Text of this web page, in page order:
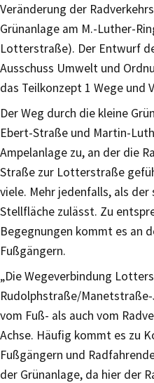
Veränderung der
Grünanlage am M.-Luther-
Lotterstraße). Der Entwurf
Ausschuss Umwelt und
das Teilkonzept 1 Wege und
Der Weg durch die kleine
Ebert-Straße und Martin-
Ampelanlage zu, an der die
Straße zur Lotterstraße
viele. Mehr jedenfalls, als
Stellfläche zulässt. Zu
Begegnungen kommt es an
Fußgängern.
„Die Wegeverbindung
Rudolphstraße/
vom Fuß- als auch vom
Achse. Häufig kommt es zu
Fußgängern und
der Grünanlage, da hier der